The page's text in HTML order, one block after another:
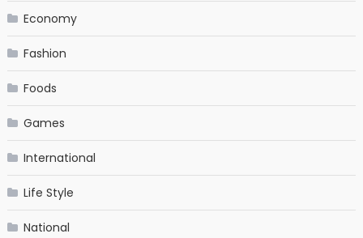
Economy
Fashion
Foods
Games
International
Life Style
National